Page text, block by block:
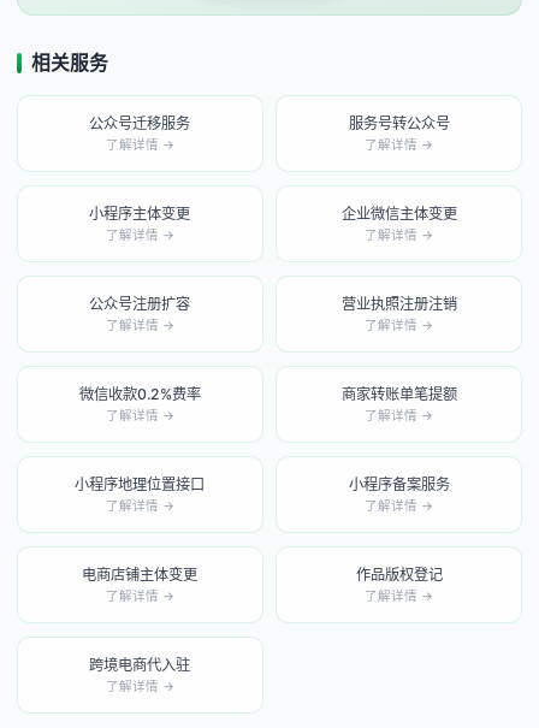
相关服务
公众号迁移服务
了解详情 →
服务号转公众号
了解详情 →
小程序主体变更
了解详情 →
企业微信主体变更
了解详情 →
公众号注册扩容
了解详情 →
营业执照注册注销
了解详情 →
微信收款0.2%费率
了解详情 →
商家转账单笔提额
了解详情 →
小程序地理位置接口
了解详情 →
小程序备案服务
了解详情 →
电商店铺主体变更
了解详情 →
作品版权登记
了解详情 →
跨境电商代入驻
了解详情 →